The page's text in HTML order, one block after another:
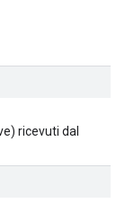
ricevuti dal